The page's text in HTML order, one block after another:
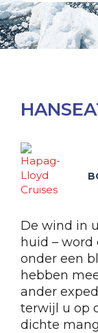
De wind in
huid –
onder een
hebben
ander
terwijl u op
dichte